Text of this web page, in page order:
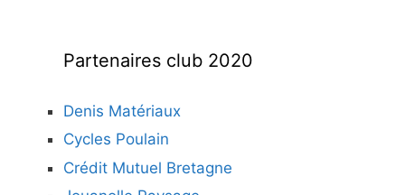
Partenaires club 2020
Denis Matériaux
Cycles Poulain
Crédit Mutuel Bretagne